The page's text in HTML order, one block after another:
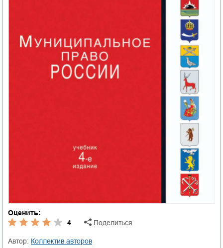
Оценить:
4
Поделиться
Автор:
Коллектив авторов